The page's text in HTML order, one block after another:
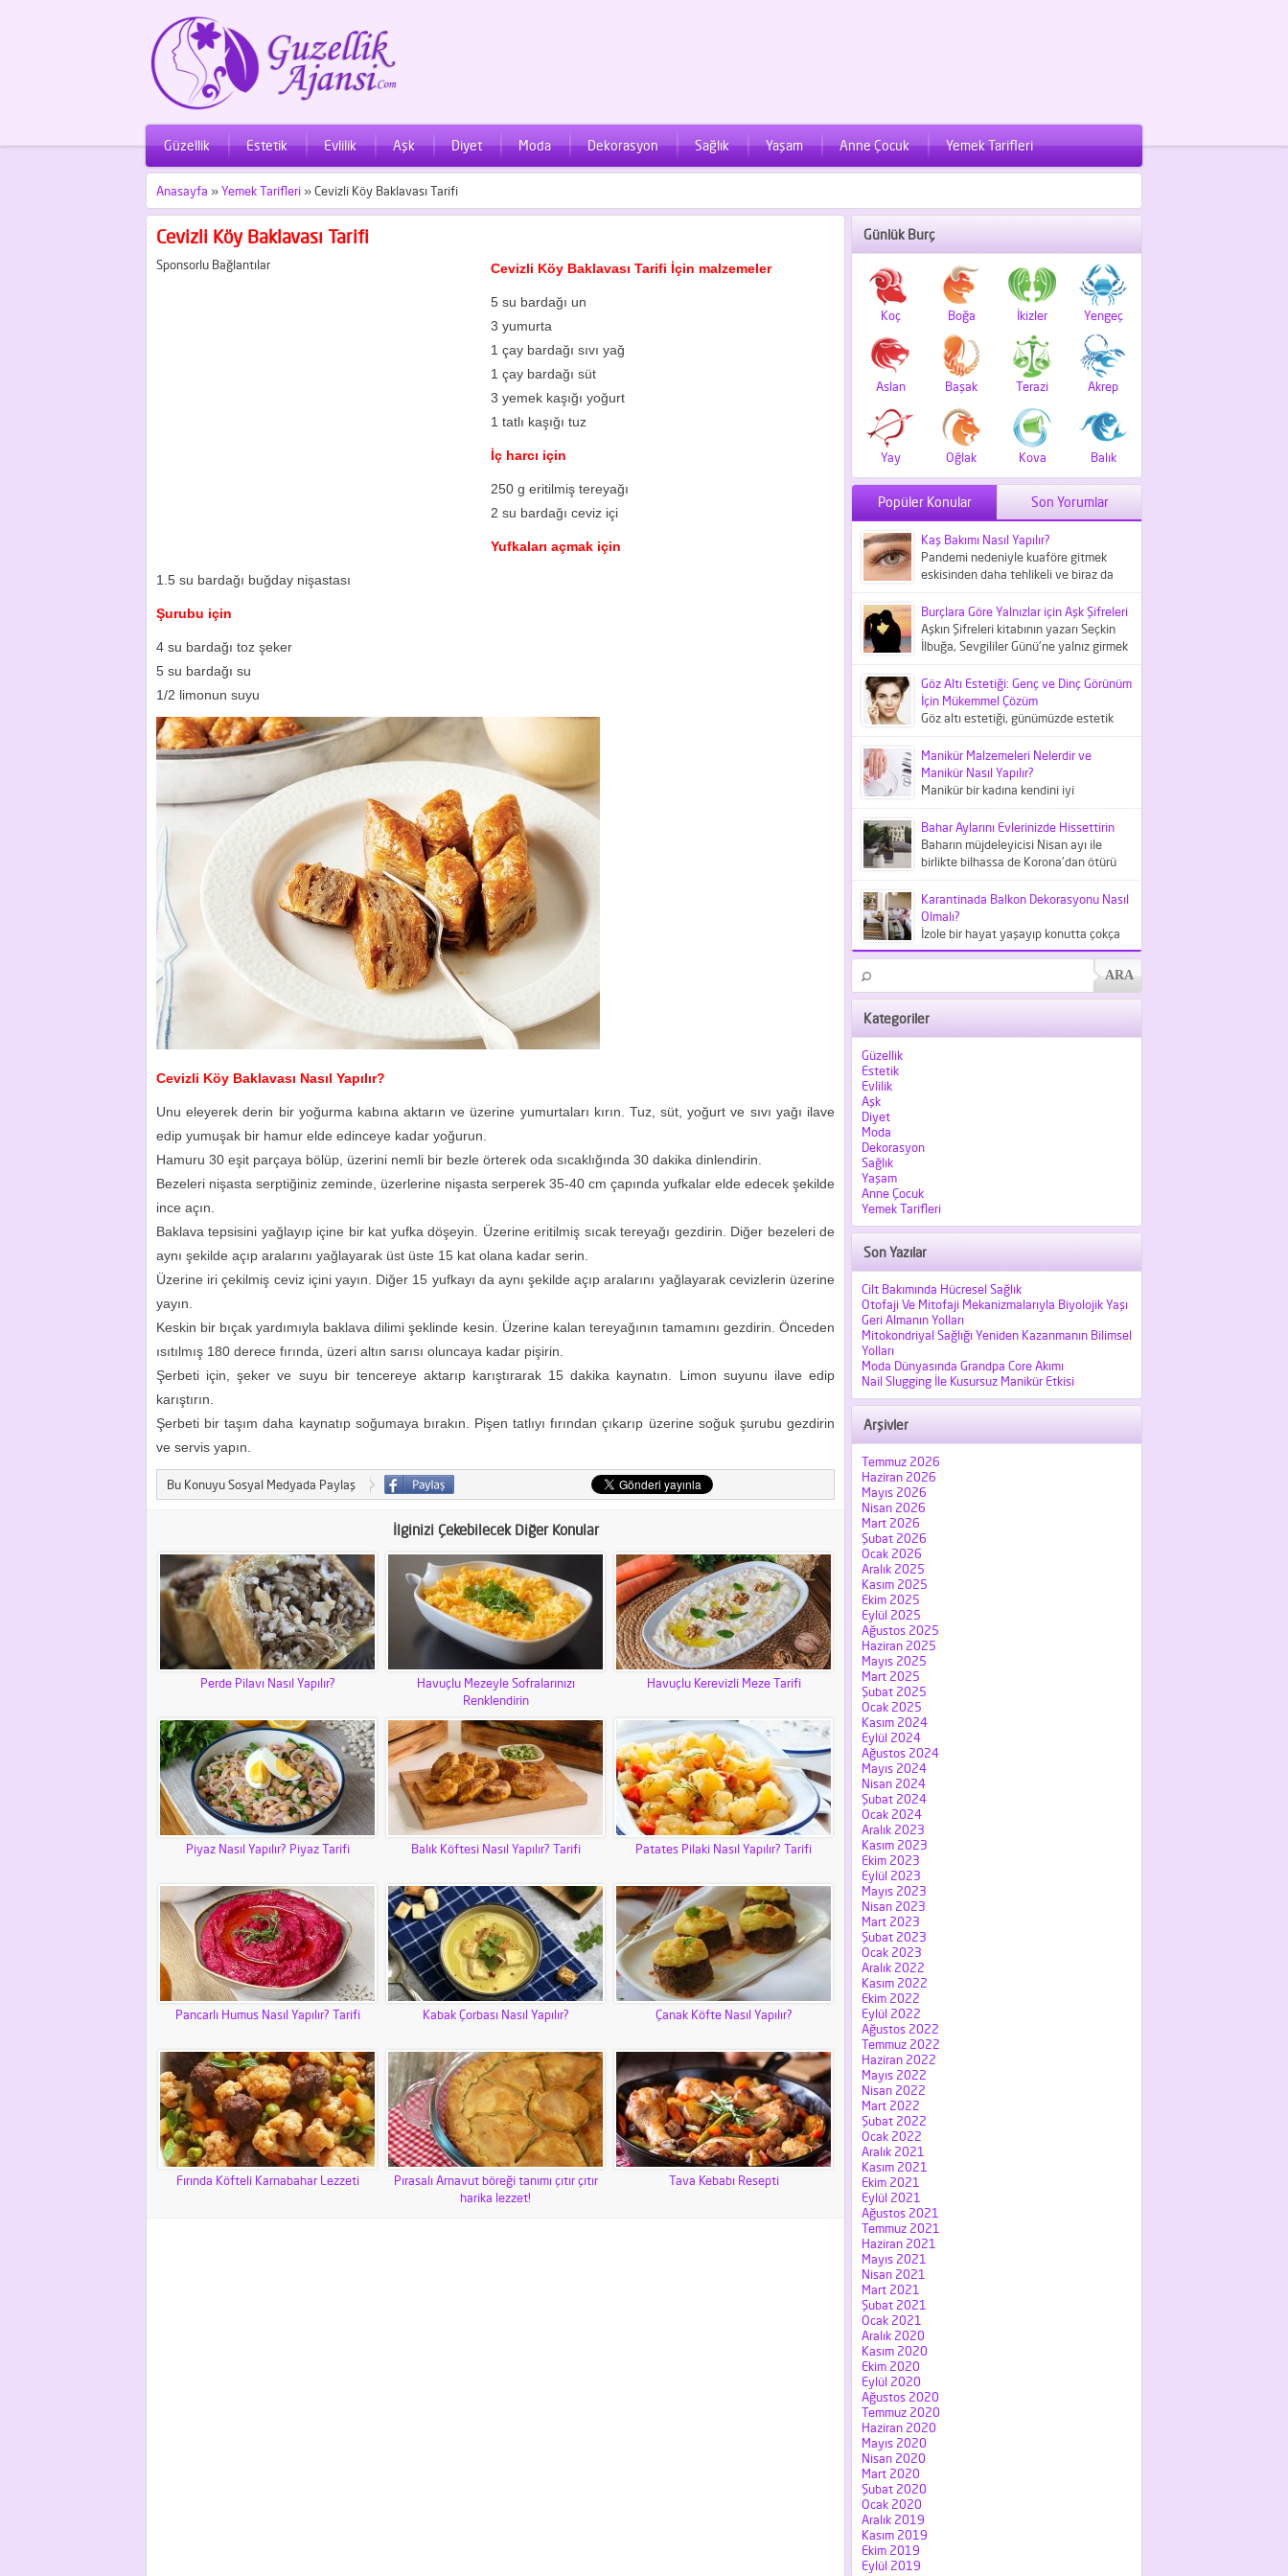
Güzellik Estetik Evlilik Aşk Diyet Moda Dekorasyon Sağlık Yaşam Anne Çocuk Yemek Tarifleri
Anasayfa »Yemek Tarifleri »Cevizli Köy Baklavası Tarifi
Cevizli Köy Baklavası Tarifi
Sponsorlu Bağlantılar Cevizli Köy Baklavası Tarifi İçin malzemeler
5 su bardağı un
3 yumurta
1 çay bardağı sıvı yağ
1 çay bardağı süt
3 yemek kaşığı yoğurt
1 tatlı kaşığı tuz
İç harcı için
250 g eritilmiş tereyağı
2 su bardağı ceviz içi
Yufkaları açmak için
1.5 su bardağı buğday nişastası
Şurubu için
4 su bardağı toz şeker
5 su bardağı su
1/2 limonun suyu
Cevizli Köy Baklavası Nasıl Yapılır?
Unu eleyerek derin bir yoğurma kabına aktarın ve üzerine yumurtaları kırın. Tuz, süt, yoğurt ve sıvı yağı ilave
edip yumuşak bir hamur elde edinceye kadar yoğurun.
Hamuru 30 eşit parçaya bölüp, üzerini nemli bir bezle örterek oda sıcaklığında 30 dakika dinlendirin.
Bezeleri nişasta serptiğiniz zeminde, üzerlerine nişasta serperek 35-40 cm çapında yufkalar elde edecek şekilde
ince açın.
Baklava tepsisini yağlayıp içine bir kat yufka döşeyin. Üzerine eritilmiş sıcak tereyağı gezdirin. Diğer bezeleri de
aynı şekilde açıp aralarını yağlayarak üst üste 15 kat olana kadar serin.
Üzerine iri çekilmiş ceviz içini yayın. Diğer 15 yufkayı da aynı şekilde açıp aralarını yağlayarak cevizlerin üzerine
yayın.
Keskin bir bıçak yardımıyla baklava dilimi şeklinde kesin. Üzerine kalan tereyağının tamamını gezdirin. Önceden
ısıtılmış 180 derece fırında, üzeri altın sarısı oluncaya kadar pişirin.
Şerbeti için, şeker ve suyu bir tencereye aktarıp karıştırarak 15 dakika kaynatın. Limon suyunu ilave edip
karıştırın.
Şerbeti bir taşım daha kaynatıp soğumaya bırakın. Pişen tatlıyı fırından çıkarıp üzerine soğuk şurubu gezdirin
ve servis yapın.
Bu Konuyu Sosyal Medyada Paylaş
İlginizi Çekebilecek Diğer Konular
Perde Pilavı Nasıl Yapılır?
Havuçlu Mezeyle Sofralarınızı
Renklendirin
Havuçlu Kerevizli Meze Tarifi
Piyaz Nasıl Yapılır? Piyaz Tarifi Balık Köftesi Nasıl Yapılır? Tarifi Patates Pilaki Nasıl Yapılır? Tarifi
Pancarlı Humus Nasıl Yapılır? Tarifi Kabak Çorbası Nasıl Yapılır? Çanak Köfte Nasıl Yapılır?
Fırında Köfteli Karnabahar Lezzeti
Pırasalı Arnavut böreği tanımı çıtır çıtır
harika lezzet!
Tava Kebabı Resepti
Günlük Burç
Koç Boğa İkizler Yengeç
Aslan Başak Terazi Akrep
Yay Oğlak Kova Balık
Popüler Konular Son Yorumlar
Kaş Bakımı Nasıl Yapılır?
Pandemi nedeniyle kuaföre gitmek
eskisinden daha tehlikeli ve biraz da
maliyetli bir iş haline geldi....
Burçlara Göre Yalnızlar için Aşk Şifreleri
Aşkın Şifreleri kitabının yazarı Seçkin
İlbuğa, Sevgililer Günü'ne yalnız girmek
istemeyenler içni aşk şifreleri
hakkında...
Göz Altı Estetiği: Genç ve Dinç Görünüm
İçin Mükemmel Çözüm
Göz altı estetiği, günümüzde estetik
tıbbın önemli bir parçası olarak kabul
edilir ve göz çevresindeki...
Manikür Malzemeleri Nelerdir ve
Manikür Nasıl Yapılır?
Manikür bir kadına kendini iyi
hissettiren kişisel bakım
uygulamalarından biridir. Peki, bunun
için gerekli manikür...
Bahar Aylarını Evlerinizde Hissettirin
Baharın müjdeleyicisi Nisan ayı ile
birlikte bilhassa de Korona'dan ötürü
meskende kaldığımız şu günlerde
kıyafetlerden...
Karantinada Balkon Dekorasyonu Nasıl
Olmalı?
İzole bir hayat yaşayıp konutta çokça
vakit geçirdiğimiz şu günlerde
Kategoriler
Güzellik
Estetik
Evlilik
Aşk
Diyet
Moda
Dekorasyon
Sağlık
Yaşam
Anne Çocuk
Yemek Tarifleri
Son Yazılar
Cilt Bakımında Hücresel Sağlık
Otofaji Ve Mitofaji Mekanizmalarıyla Biyolojik Yaşı
Geri Almanın Yolları
Mitokondriyal Sağlığı Yeniden Kazanmanın Bilimsel
Yolları
Moda Dünyasında Grandpa Core Akımı
Nail Slugging İle Kusursuz Manikür Etkisi
Arşivler
Temmuz 2026
Haziran 2026
Mayıs 2026
Nisan 2026
Mart 2026
Şubat 2026
Ocak 2026
Aralık 2025
Kasım 2025
Ekim 2025
Eylül 2025
Ağustos 2025
Haziran 2025
Mayıs 2025
Mart 2025
Şubat 2025
Ocak 2025
Kasım 2024
Eylül 2024
Ağustos 2024
Mayıs 2024
Nisan 2024
Şubat 2024
Ocak 2024
Aralık 2023
Kasım 2023
Ekim 2023
Eylül 2023
Mayıs 2023
Nisan 2023
Mart 2023
Şubat 2023
Ocak 2023
Aralık 2022
Kasım 2022
Ekim 2022
Eylül 2022
Ağustos 2022
Temmuz 2022
Haziran 2022
Mayıs 2022
Nisan 2022
Mart 2022
Şubat 2022
Ocak 2022
Aralık 2021
Kasım 2021
Ekim 2021
Eylül 2021
Ağustos 2021
Temmuz 2021
Haziran 2021
Mayıs 2021
Nisan 2021
Mart 2021
Şubat 2021
Ocak 2021
Aralık 2020
Kasım 2020
Ekim 2020
Eylül 2020
Ağustos 2020
Temmuz 2020
Haziran 2020
Mayıs 2020
Nisan 2020
Mart 2020
Şubat 2020
Ocak 2020
Aralık 2019
Kasım 2019
Ekim 2019
Eylül 2019